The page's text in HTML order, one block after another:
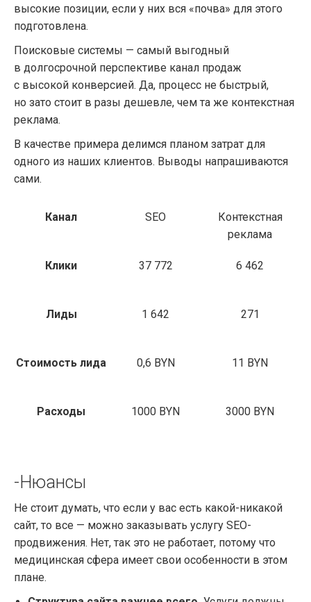
высокие позиции, если у них вся «почва» для этого
подготовлена.
Поисковые системы — самый выгодный
в долгосрочной перспективе канал продаж
с высокой конверсией. Да, процесс не быстрый,
но зато стоит в разы дешевле, чем та же контекстная
реклама.
В качестве примера делимся планом затрат для
одного из наших клиентов. Выводы напрашиваются
сами.
Канал
Клики
Лиды
Стоимость лида
Расходы
SEO
37 772
1 642
0,6 BYN
1000 BYN
Контекстная
реклама
6 462
271
11 BYN
3000 BYN
-Нюансы
Не стоит думать, что если у вас есть какой-никакой
сайт, то все — можно заказывать услугу SEO-
продвижения. Нет, так это не работает, потому что
медицинская сфера имеет свои особенности в этом
плане.